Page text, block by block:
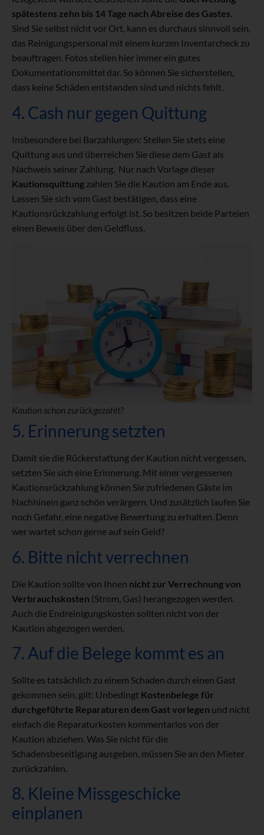
spätestens zehn bis 14 Tage nach Abreise des Gastes.
Sind Sie selbst nicht vor Ort, kann es durchaus sinnvoll sein,
das Reinigungspersonal mit einem kurzen Inventarcheck zu
beauftragen. Fotos stellen hier immer ein gutes
Dokumentationsmittel dar. So können Sie sicherstellen,
dass keine Schäden entstanden sind und nichts fehlt.
4. Cash nur gegen Quittung
Insbesondere bei Barzahlungen: Stellen Sie stets eine
Quittung aus und überreichen Sie diese dem Gast als
Nachweis seiner Zahlung. Nur nach Vorlage dieser
Kautionsquittung zahlen Sie die Kaution am Ende aus.
Lassen Sie sich vom Gast bestätigen, dass eine
Kautionsrückzahlung erfolgt ist. So besitzen beide Parteien
einen Beweis über den Geldfluss.
Kaution schon zurückgezahlt?
5. Erinnerung setzten
Damit sie die Rückerstattung der Kaution nicht vergessen,
setzten Sie sich eine Erinnerung. Mit einer vergessenen
Kautionsrückzahlung können Sie zufriedenen Gäste im
Nachhinein ganz schön verärgern. Und zusätzlich laufen Sie
noch Gefahr, eine negative Bewertung zu erhalten. Denn
wer wartet schon gerne auf sein Geld?
6. Bitte nicht verrechnen
Die Kaution sollte von Ihnen nicht zur Verrechnung von
Verbrauchskosten (Strom, Gas) herangezogen werden.
Auch die Endreinigungskosten sollten nicht von der
Kaution abgezogen werden.
7. Auf die Belege kommt es an
Sollte es tatsächlich zu einem Schaden durch einen Gast
gekommen sein, gilt: Unbedingt Kostenbelege für
durchgeführte Reparaturen dem Gast vorlegen und nicht
einfach die Reparaturkosten kommentarlos von der
Kaution abziehen. Was Sie nicht für die
Schadensbeseitigung ausgeben, müssen Sie an den Mieter
zurückzahlen.
8. Kleine Missgeschicke
einplanen